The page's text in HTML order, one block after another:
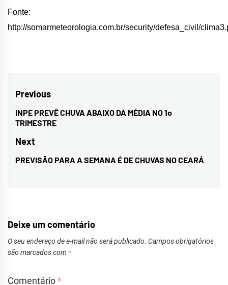
Fonte:
http://somarmeteorologia.com.br/security/defesa_civil/
Navegação
de
Previous
Previous
post:
INPE PREVÊ CHUVA ABAIXO DA MÉDIA NO 1o
TRIMESTRE
Next
Next
PREVISÃO PARA A SEMANA É DE CHUVAS NO CEARÁ
Deixe um comentário
O seu endereço de e-mail não será publicado. Campos obrigatórios
são marcados com *
Comentário*